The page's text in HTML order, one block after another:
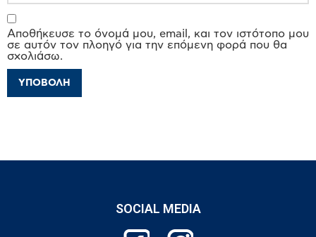
Αποθήκευσε το όνομά μου, email, και τον ιστότοπο μου
σε αυτόν τον πλοηγό για την επόμενη φορά που θα
σχολιάσω.
SOCIAL MEDIA